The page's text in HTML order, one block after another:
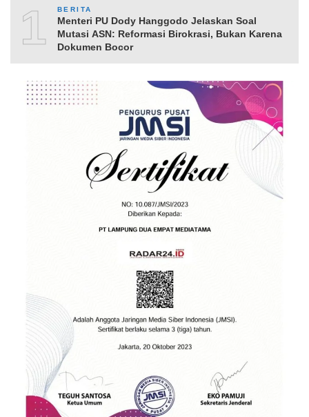
10BERITA
Menteri PU Dody Hanggodo Jelaskan Soal
Mutasi ASN: Reformasi Birokrasi, Bukan Karena
Dokumen Bocor